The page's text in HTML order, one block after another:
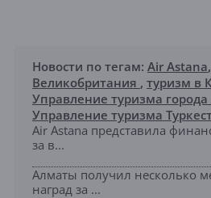
Новости по тегам: Air Astana,
Великобритания , туризм в
Управление туризма
Управление туризма
Air Astana представила
за в...
Алматы получил несколько
наград за ...